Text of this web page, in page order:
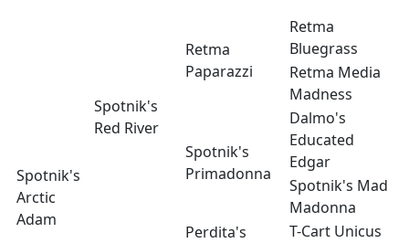
Spotnik's
Arctic
Adam
Spotnik's
Red River
Retma
Paparazzi
Retma
Bluegrass
Retma Media
Madness
Spotnik's
Primadonna
Dalmo's
Educated
Edgar
Spotnik's Mad
Madonna
Perdita's
T-Cart Unicus